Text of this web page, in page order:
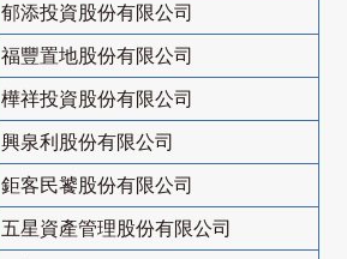
郁添投資股份有限公司
福豐置地股份有限公司
樺祥投資股份有限公司
興泉利股份有限公司
鉅客民饕股份有限公司
五星資產管理股份有限公司